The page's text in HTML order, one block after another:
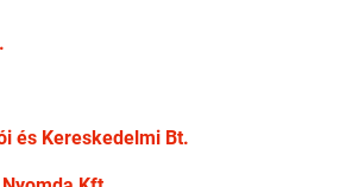
és Kereskedelmi Bt.